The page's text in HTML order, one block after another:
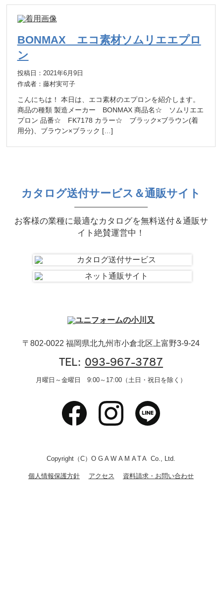
BONMAX エコ素材ソムリエエプロ
ン
投稿日：2021年6月9日
作成者：藤村実可子
こんにちは！ 本日は、エコ素材のエプロンを紹介します。
商品の種類 製造メーカー BONMAX 商品名☆ ソムリエエ
プロン 品番☆ FK7178 カラー☆ ブラック×ブラウン(着
用分)、ブラウン×ブラック […]
カタログ送付サービス＆通販サイト
お客様の業種に最適なカタログを無料送付＆通販サ
イト絶賛運営中！
〒802-0022 福岡県北九州市小倉北区上富野3-9-24
TEL: 093-967-3787
月曜日～金曜日 9:00～17:00（土日・祝日を除く）
Copyright（C）OGAWAMATA Co., Ltd.
個人情報保護方針 アクセス 資料請求・お問い合わせ